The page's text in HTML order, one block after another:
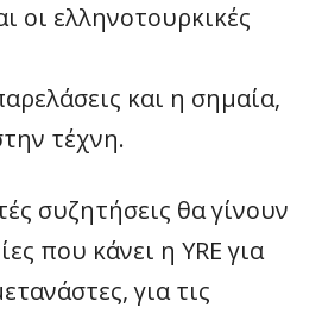
οι ελληνοτουρκικές
και η σημαία,
τέχνη.
συζητήσεις θα γίνουν
που κάνει η YRE για
για τις